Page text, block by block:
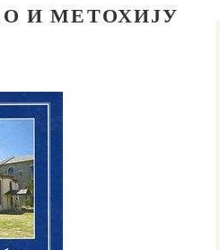
И МЕТОХИЈУ